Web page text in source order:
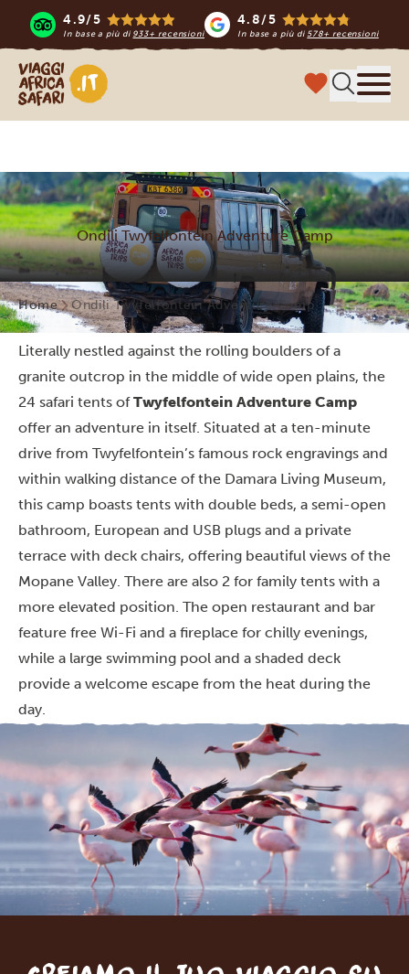
4.9/5
In base a più di 933+ recensioni
4.8/5
In base a più di578+ recensioni
Viaggi Africa Safari
Ondili Twyfelfontein Adventure Camp
Home Ondili Twyfelfontein Adventure Camp
Literally nestled against the rolling boulders of a
granite outcrop in the middle of wide open plains, the
24 safari tents ofTwyfelfontein Adventure Camp
offer an adventure in itself. Situated at a ten-minute
drive from Twyfelfontein’s famous rock engravings and
within walking distance of the Damara Living Museum,
this camp boasts tents with double beds, a semi-open
bathroom, European and USB plugs and a private
terrace with deck chairs, offering beautiful views of the
Mopane Valley. There are also 2 for family tents with a
more elevated position. The open restaurant and bar
feature free Wi-Fi and a fireplace for chilly evenings,
while a large swimming pool and a shaded deck
provide a welcome escape from the heat during the
day.